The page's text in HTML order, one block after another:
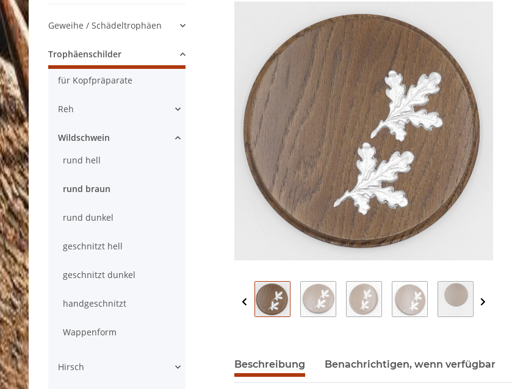
Beschreibung Benachrichtigen, wenn verfügbar
Geweihe / Schädeltrophäen
Trophäenschilder
für Kopfpräparate
Reh
Wildschwein
rund hell
rund braun
rund dunkel
geschnitzt hell
geschnitzt dunkel
handgeschnitzt
Wappenform
Hirsch